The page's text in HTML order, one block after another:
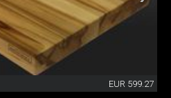
EUR 599.27